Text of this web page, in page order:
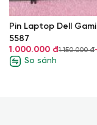
Pin Laptop Dell
5587
1.000.000 đ1.150.000 đ
So sánh